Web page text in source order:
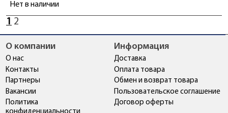
Нет в наличии
1 2
О компании
О нас
Контакты
Партнеры
Вакансии
Политика
Информация
Доставка
Оплата товара
Обмен и возврат товара
Пользовательское соглашение
Договор оферты